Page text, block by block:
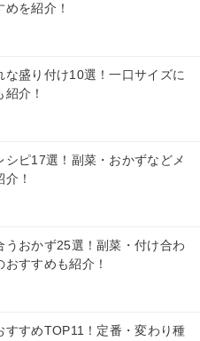
を紹介！
な盛り付け10選！一口サイズに
介！
シピ17選！副菜・おかずなどメ
！
うおかず25選！副菜・付け合わ
すすめも紹介！
すすめTOP11！定番・変わり種